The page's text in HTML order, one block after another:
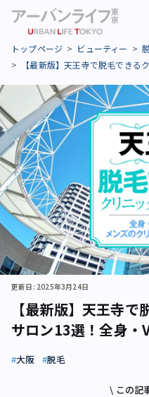
トップページ ビューティー
【最新版】天王寺で脱毛できる
【最新版】天王寺で
サロン13選！全身・
更新日: 2025年3月24日
大阪 脱毛
\ この記